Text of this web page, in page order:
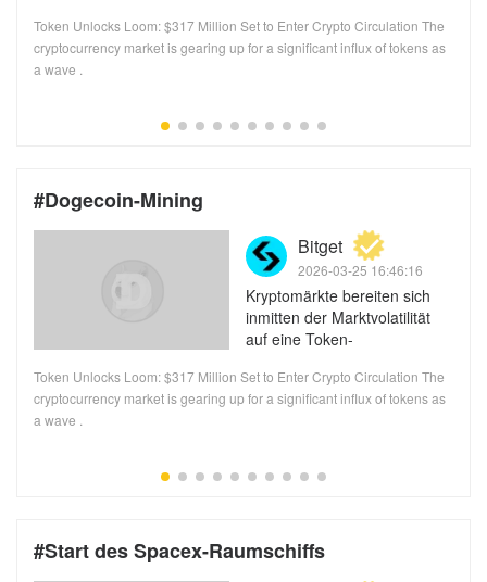
317 Millionen US-Dollar vor
Token Unlocks Loom: $317 Million Set to Enter Crypto Circulation The
cryptocurrency market is gearing up for a significant influx of tokens as
a wave .
#Dogecoin-Mining
Bitget
2026-03-25 16:46:16
Kryptomärkte bereiten sich
inmitten der Marktvolatilität
auf eine Token-
317 Millionen US-Dollar vor
Token Unlocks Loom: $317 Million Set to Enter Crypto Circulation The
cryptocurrency market is gearing up for a significant influx of tokens as
a wave .
#Start des Spacex-Raumschiffs